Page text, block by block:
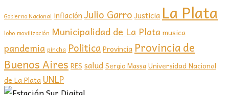
Gobierno Nacional inflación Julio Garro Justicia La Plata
lobo movilización Municipalidad de La Plata musica
pandemia pincha PoliticaProvincia Provincia de
Buenos Aires RES saludSergio MassaUniversidad Nacional
de La Plata UNLP